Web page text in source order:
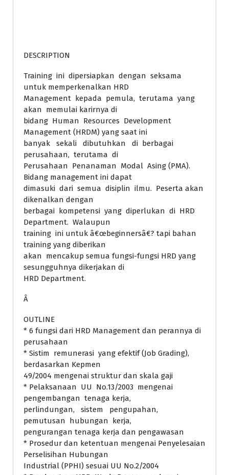
DESCRIPTION
Training ini dipersiapkan dengan seksama
untuk memperkenalkan HRD
Management kepada pemula, terutama yang
akan memulai karirnya di
bidang Human Resources Development
Management (HRDM) yang saat ini
banyak sekali dibutuhkan di berbagai
perusahaan, terutama di
Perusahaan Penanaman Modal Asing (PMA).
Bidang management ini dapat
dimasuki dari semua disiplin ilmu. Peserta akan
dikenalkan dengan
berbagai kompetensi yang diperlukan di HRD
Department. Walaupun
training ini untuk â€œbeginnersâ€? tapi bahan
training yang diberikan
akan mencakup semua fungsi-fungsi HRD yang
sesungguhnya dikerjakan di
HRD Department.
Â
OUTLINE
* 6 fungsi dari HRD Management dan perannya di
perusahaan
* Sistim remunerasi yang efektif (Job Grading),
berdasarkan Kepmen
49/2004 mengenai struktur dan skala gaji
* Pelaksanaan UU No.13/2003 mengenai
pengembangan tenaga kerja,
perlindungan, sistem pengupahan,
pemutusan hubungan kerja,
pengurangan tenaga kerja dan pengawasan
* Prosedur dan ketentuan mengenai Penyelesaian
Perselisihan Hubungan
Industrial (PPHI) sesuai UU No.2/2004